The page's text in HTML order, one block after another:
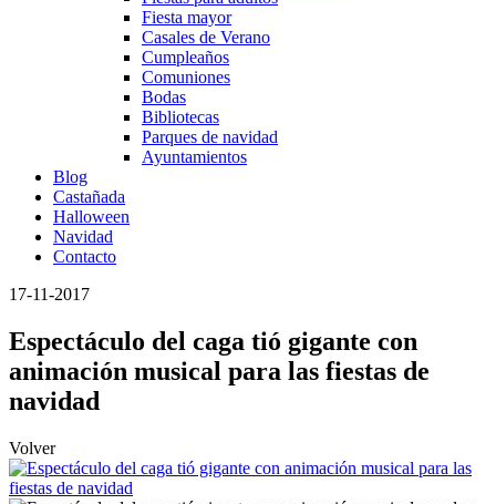
Fiesta mayor
Casales de Verano
Cumpleaños
Comuniones
Bodas
Bibliotecas
Parques de navidad
Ayuntamientos
Blog
Castañada
Halloween
Navidad
Contacto
17-11-2017
Espectáculo del caga tió gigante con
animación musical para las fiestas de
navidad
Volver